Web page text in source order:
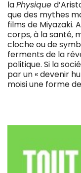
laPhysique
que des mythes
films de Miyazaki.
corps, à la santé,
cloche ou de
ferments de la
politique. Si la
par un « devenir
moisi une forme